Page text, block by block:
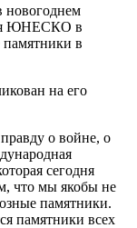
новогоднем
ЮНЕСКО в
памятники в
на его
о войне, о
сегодня
что мы якобы не
памятники.
памятники всех